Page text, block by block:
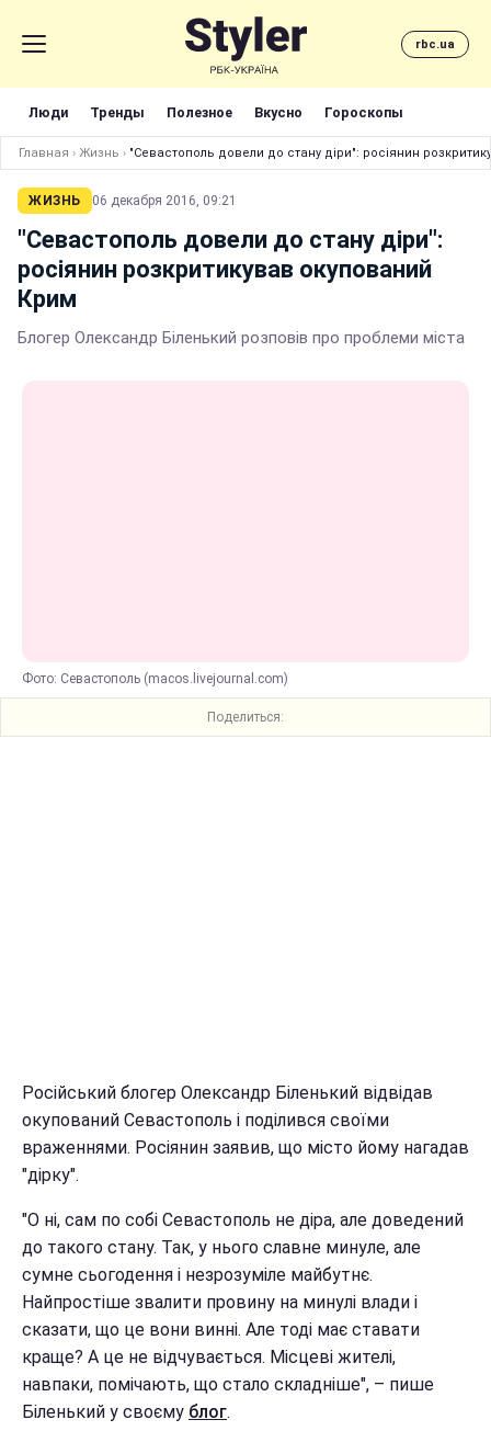
rbc.ua
Люди Тренды Полезное Вкусно Гороскопы
Главная › Жизнь › "Севастополь довели до стану діри": росіянин
ЖИЗНЬ 06 декабря 2016, 09:21
"Севастополь довели до стану діри":
росіянин розкритикував окупований
Крим
Блогер Олександр Біленький розповів про проблеми міста
Фото: Севастополь (macos.livejournal.com)
Поделиться:
Російський блогер Олександр Біленький відвідав
окупований Севастополь і поділився своїми
враженнями. Росіянин заявив, що місто йому нагадав
"дірку".
"О ні, сам по собі Севастополь не діра, але доведений
до такого стану. Так, у нього славне минуле, але
сумне сьогодення і незрозуміле майбутнє.
Найпростіше звалити провину на минулі влади і
сказати, що це вони винні. Але тоді має ставати
краще? А це не відчувається. Місцеві жителі,
навпаки, помічають, що стало складніше", – пише
Біленький у своєму блог.